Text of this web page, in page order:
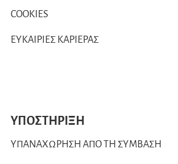
COOKIES
ΕΥΚΑΙΡΙΕΣ ΚΑΡΙΕΡΑΣ
ΥΠΟΣΤΗΡΙΞΗ
ΥΠΑΝΑΧΩΡΗΣΗ ΑΠΟ ΤΗ ΣΥΜΒΑΣΗ